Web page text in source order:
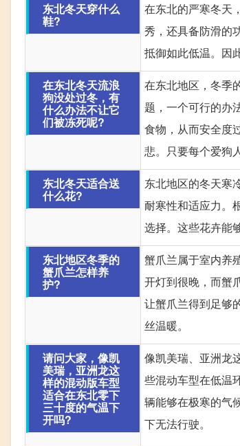
东北冬天穿什么
鞋?
在东北的严寒冬天
秀，还具备防滑的
抵御如此低温。因
在东北冬天流浪
狗没处过冬，有
什么办法不让它
们被冻死呢?
在东北地区，冬季
题，一个可行的办
食物，从而安全度
悲。只要每个爱狗
东北冬天适合送
什么花?
东北地区的冬天寒
耐寒性和适应力。
选择。这些花卉能
东北地区冬季的
蟹爪兰怎样养
护?
蟹爪兰属于室内养
开灯到很晚，而蟹
让蟹爪兰得到足够
丝温暖。
请问大家，像凯
美瑞，亚洲龙这
样的混动版车型
适合在东北零下
三十度的气温下
开吗?
像凯美瑞、亚洲龙
些混动车型在低温
辆能够在极寒的气
下无法行驶。